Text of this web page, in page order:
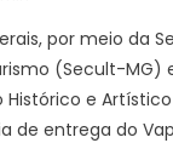
por meio da
(Secult-MG)
Histórico e
de entrega do